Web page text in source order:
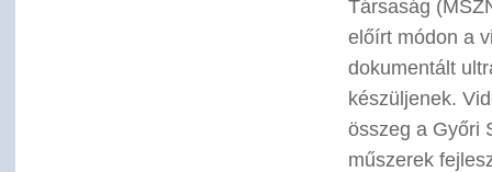
Társaság
előírt módon a
dokumentált
készüljenek.
összeg a Győri
műszerek